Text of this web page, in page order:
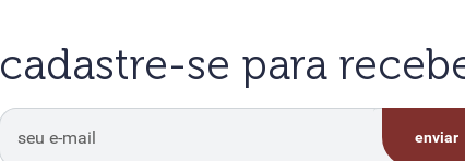
cadastre-se para
enviar